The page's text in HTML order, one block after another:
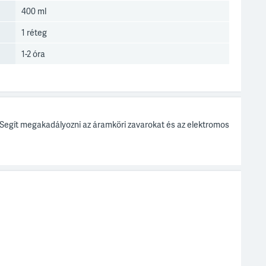
400 ml
1 réteg
1-2 óra
megakadályozni az áramköri zavarokat és az elektromos